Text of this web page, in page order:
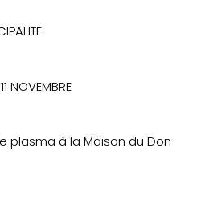
NOVEMBRE
plasma à la Maison du Don